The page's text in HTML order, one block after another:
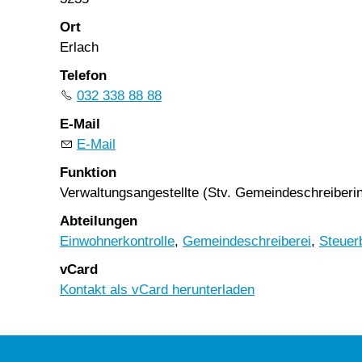
Ort
Erlach
Telefon
032 338 88 88
E-Mail
E-Mail
Funktion
Verwaltungsangestellte (Stv.
Abteilungen
Einwohnerkontrolle, Gemeindeschreiberei,
vCard
Kontakt als vCard herunterladen